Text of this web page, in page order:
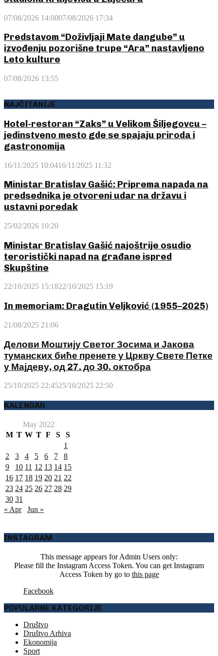
07/08/2026 14:0007/08/2026 17:34
Predstavom “Doživljaji Mate dangube” u
izvođenju pozorišne trupe “Ara” nastavljeno
Leto kulture
07/08/2026 13:55
NAJČITANIJE
Hotel-restoran “Zaks” u Velikom Šiljegovcu –
jedinstveno mesto gde se spajaju priroda i
gastronomija
16/11/2025 10:0416/11/2025 11:32
Ministar Bratislav Gašić: Priprema napada na
predsednika je otvoreni udar na državu i
ustavni poredak
25/02/2026 10:20
Ministar Bratislav Gašić najoštrije osudio
teroristički napad na građane ispred
Skupštine
22/10/2025 15:1822/10/2025 15:19
In memoriam: Dragutin Veljković (1955–2025)
21/08/2025 21:06
Делови Моштију Светог Зосима и Јакова
туманских биће пренете у Цркву Свете Петке
у Мајдеву, од 27. до 30. октобра
25/10/2025 22:4525/10/2025 22:50
KALENDAR
May 2022
M T W T F S
S
1
2
3 4 5 6 7
8
9
10 11 12 13 14 15
16 17 18 19 20 21 22
23 24 25 26 27 28 29
30 31
« Apr
Jun »
INSTAGRAM
This message appears for Admin Users only:
Please fill the Instagram Access Token. You can get Instagram
Access Token by go to this page
Facebook
POPULARNE KATEGORIJE
Društvo
Društvo Arhiva
Ekonomija
Sport